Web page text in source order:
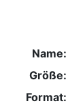
Name:
Größe:
Format: